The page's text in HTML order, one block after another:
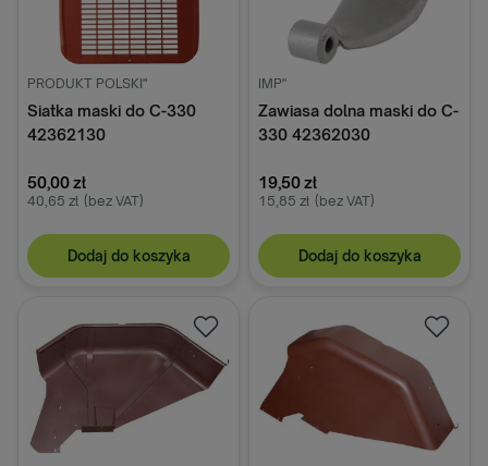
PRODUKT POLSKI"
Siatka maski do C-330
42362130
50,00 zł
40,65 zł (bez VAT)
Dodaj do koszyka
IMP"
Zawiasa dolna maski do C-
330 42362030
19,50 zł
15,85 zł (bez VAT)
Dodaj do koszyka